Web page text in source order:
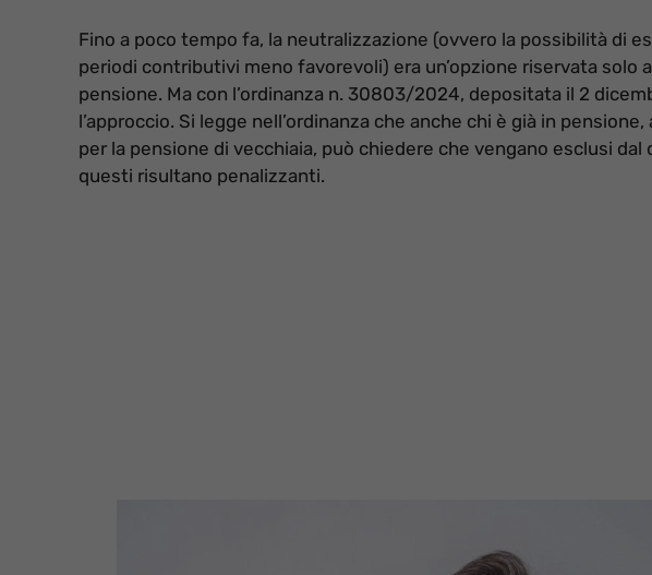
Fino a poco tempo fa, la neutralizzazione (ovvero la possibilità di
periodi contributivi meno favorevoli) era un’opzione riservata solo
pensione. Ma con l’ordinanza n. 30803/2024, depositata il 2
l’approccio. Si legge nell’ordinanza che anche chi è già in
per la pensione di vecchiaia, può chiedere che vengano esclusi
questi risultano penalizzanti.